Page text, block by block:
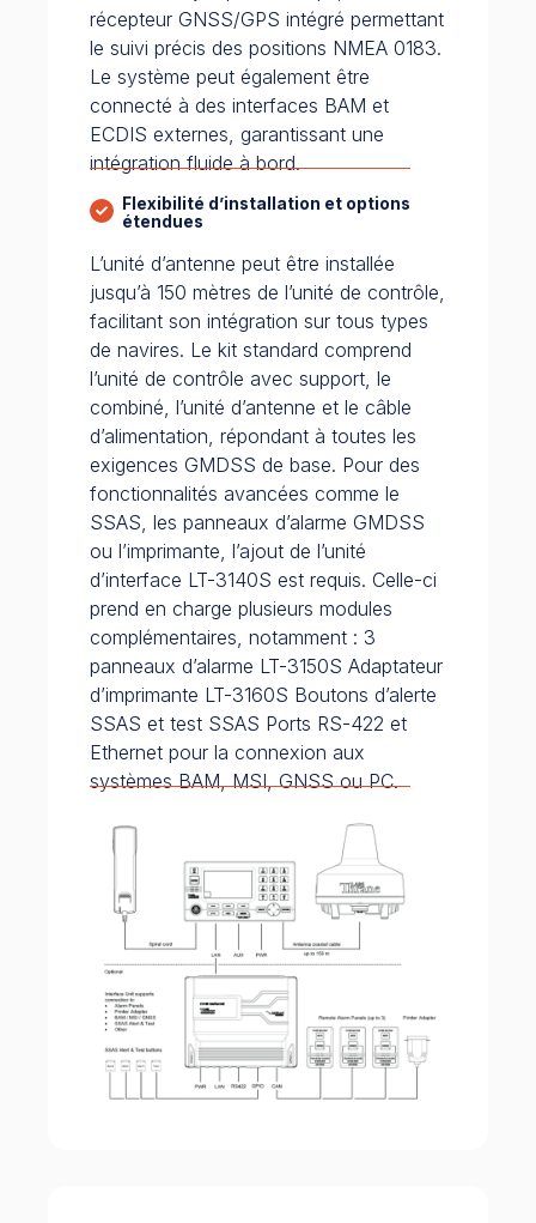
récepteur GNSS/GPS intégré permettant
le suivi précis des positions NMEA 0183.
Le système peut également être
connecté à des interfaces BAM et
ECDIS externes, garantissant une
intégration fluide à bord.
Flexibilité d’installation et options
étendues
L’unité d’antenne peut être installée
jusqu’à 150 mètres de l’unité de contrôle,
facilitant son intégration sur tous types
de navires. Le kit standard comprend
l’unité de contrôle avec support, le
combiné, l’unité d’antenne et le câble
d’alimentation, répondant à toutes les
exigences GMDSS de base. Pour des
fonctionnalités avancées comme le
SSAS, les panneaux d’alarme GMDSS
ou l’imprimante, l’ajout de l’unité
d’interface LT-3140S est requis. Celle-ci
prend en charge plusieurs modules
complémentaires, notamment : 3
panneaux d’alarme LT-3150S Adaptateur
d’imprimante LT-3160S Boutons d’alerte
SSAS et test SSAS Ports RS-422 et
Ethernet pour la connexion aux
systèmes BAM, MSI, GNSS ou PC.